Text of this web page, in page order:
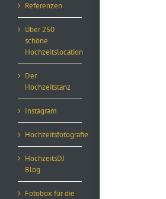
Referenzen
Über 250
schöne
Hochzeitslocation
Der
Hochzeitstanz
Instagram
Hochzeitsfotografie
HochzeitsDJ
Blog
Fotobox für die